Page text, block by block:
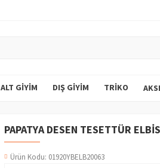
ALT GIYIM DIŞ GIYIM TRIKO
PAPATYA DESEN TESETTÜR
Ürün Kodu: 01920YBELB20063